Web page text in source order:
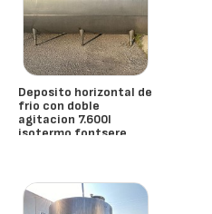
Deposito horizontal de
frio con doble
agitacion 7.600l
isotermo fontsere